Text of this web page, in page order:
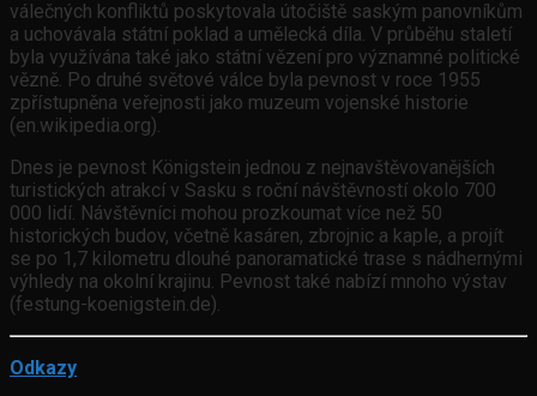
válečných konfliktů poskytovala útočiště saským panovníkům
a uchovávala státní poklad a umělecká díla. V průběhu staletí
byla využívána také jako státní vězení pro významné politické
vězně. Po druhé světové válce byla pevnost v roce 1955
zpřístupněna veřejnosti jako muzeum vojenské historie
(en.wikipedia.org).
Dnes je pevnost Königstein jednou z nejnavštěvovanějších
turistických atrakcí v Sasku s roční návštěvností okolo 700
000 lidí. Návštěvníci mohou prozkoumat více než 50
historických budov, včetně kasáren, zbrojnic a kaple, a projít
se po 1,7 kilometru dlouhé panoramatické trase s nádhernými
výhledy na okolní krajinu. Pevnost také nabízí mnoho výstav
(festung-koenigstein.de).
Odkazy